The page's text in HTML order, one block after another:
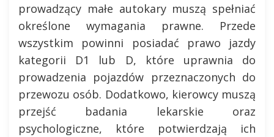
prowadzący małe autokary muszą spełniać
określone wymagania prawne. Przede
wszystkim powinni posiadać prawo jazdy
kategorii D1 lub D, które uprawnia do
prowadzenia pojazdów przeznaczonych do
przewozu osób. Dodatkowo, kierowcy muszą
przejść badania lekarskie oraz
psychologiczne, które potwierdzają ich